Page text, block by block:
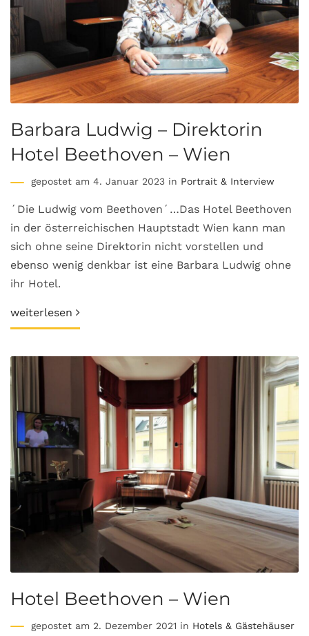
Barbara Ludwig – Direktorin
Hotel Beethoven – Wien
gepostet am 4. Januar 2023 in Portrait & Interview
´Die Ludwig vom Beethoven´…Das Hotel Beethoven
in der österreichischen Hauptstadt Wien kann man
sich ohne seine Direktorin nicht vorstellen und
ebenso wenig denkbar ist eine Barbara Ludwig ohne
ihr Hotel.
weiterlesen
Hotel Beethoven – Wien
gepostet am 2. Dezember 2021 in Hotels & Gästehäuser